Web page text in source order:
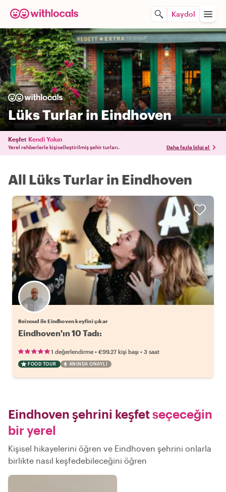
Kaydol
Lüks Turlar in Eindhoven
Keşfet Kendi Yolun
Yerel rehberlerle kişiselleştirilmiş şehir turları. Daha fazla bilgi al
All Lüks Turlar in Eindhoven
Reinoud ile Eindhoven keyfini çıkar
1 değerlendirme • €99.27 kişi başı • 3 saat
FOOD TOUR ANINDA ONAYLI
Eindhoven şehrini keşfetseçeceğin
bir yerel
Kişisel hikayelerini öğren ve Eindhoven şehrini onlarla
birlikte nasıl keşfedebileceğini öğren